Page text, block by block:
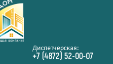
Диспетчерская:
+7 (4872) 52-00-07